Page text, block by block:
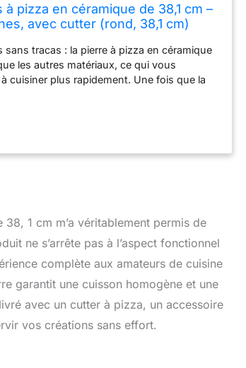
pizza en céramique de 38,1 cm –
avec cutter (rond, 38,1 cm)
sans tracas : la pierre à pizza en céramique
les autres matériaux, ce qui vous
cuisiner plus rapidement. Une fois que la
pierre à pizza ronde et notre pierre à pizza
facilement les fonds croustillants
cuire de bas en haut, dites adieu à
supérieure est résistante à la graisse
d'un vernis antiadhésif qui empêche la pâte
suffira car la surface de la pierre du
et plusieurs façons d'utilisation : notre
moulée en céramique noire et protégée par
chaleur. Cette couche protège la surface
et empêche la pierre de fumer, ce qui
la saveur de votre pizza. Nos pierres à pizza
faciles à utiliser Multifonction et
pierre de cuisson pour les recettes
1 cm m’a véritablement permis de
ne s’arrête pas à l’aspect fonctionnel
complète aux amateurs de cuisine
garantit une cuisson homogène et une
avec un cutter à pizza, un accessoire
vos créations sans effort.